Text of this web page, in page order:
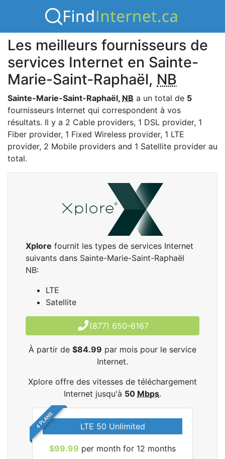
Les meilleurs fournisseurs de
services Internet en Sainte-
Marie-Saint-Raphaël, NB
Sainte-Marie-Saint-Raphaël, NB a un total de 5
fournisseurs Internet qui correspondent à vos
résultats. Il y a 2 Cable providers, 1 DSL provider, 1
Fiber provider, 1 Fixed Wireless provider, 1 LTE
provider, 2 Mobile providers and 1 Satellite provider au
total.
Xplore fournit les types de services Internet
suivants dans Sainte-Marie-Saint-Raphaël
NB:
LTE
Satellite
(877) 650-6167
À partir de $84.99 par mois pour le service
Internet.
Xplore offre des vitesses de téléchargement
Internet jusqu'à 50 Mbps.
4 PLANS LTE 50 Unlimited
$99.99 per month for 12 months